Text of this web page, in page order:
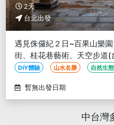
2天
台北出發
遇見侏儸紀２日~百果山樂
街、桂花巷藝術、天空步道(
DIY體驗 山水名勝 自然生態
暫無出發日期
中台灣